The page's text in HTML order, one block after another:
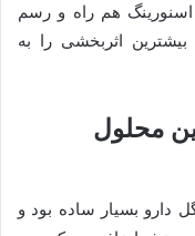
هم راه و رسم
اثربخشی را به
محلول
بسیار ساده بود و